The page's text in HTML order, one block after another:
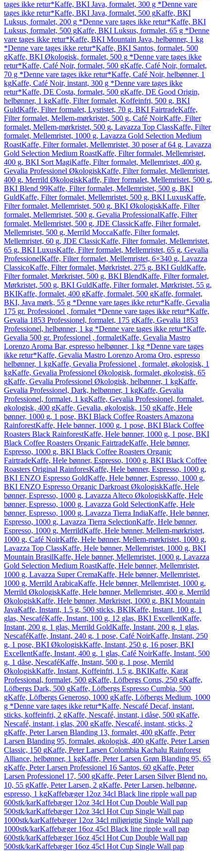
tages ikke retur*Kaffe, BKI Java, formalet, 300 g *Denne vare
tages ikke retur*Kaffe, BKI Java, formalet, 500 gKaffe, BKI
Luksus, formalet, 200 g *Denne vare tages ikke retur*Kaffe, BKI
Luksus, formalet, 500 gKaffe, BKI Luksus, formalet, 65 g *Denne
vare tages ikke retur*Kaffe, BKI Mountain Java, helbønner, 1 kg
*Denne vare tages ikke retur*Kaffe, BKI Santos, formalet, 500
gKaffe, BKI Økologisk, formalet, 500 g *Denne vare tages ikke
retur*Kaffe, Café Noir, formalet, 500 gKaffe, Café Noir, formalet,
70 g *Denne vare tages ikke retur*Kaffe, Café Noir, helbønner, 1
kgKaffe, Café Noir, instant, 300 g *Denne vare tages ikke
retur*Kaffe, DE Costa, formalet, 500 gKaffe, DE Good Origin,
helbønner, 1 kgKaffe, Filter formalet, Koffeinfri, 500 g, BKI
GuldKaffe, Filter formalet, Lysristet, 70 g, BKI FairtradeKaffe,
Filter formalet, Mellem-mørkristet, 500 g, Café NoirKaffe, Filter
formalet, Mellem-mørkristet, 500 g, Lavazza Top ClassKaffe, Filter
formalet, Mellemristet, 1000 g, Lavazza Gold Selection Medium
RoastKaffe, Filter formalet, Mellemristet, 30 poser af 64 g, Lavazza
Gold Selection Medium RoastKaffe, Filter formalet, Mellemristet,
400 g, BKI Sort MagiKaffe, Filter formalet, Mellemristet, 400 g,
Gevalia Professionel ØkologiskKaffe, Filter formalet, Mellemristet,
400 g, Merrild ØkologiskKaffe, Filter formalet, Mellemristet, 500 g,
BKI Blend 99Kaffe, Filter formalet, Mellemristet, 500 g, BKI
GuldKaffe, Filter formalet, Mellemristet, 500 g, BKI LuxusKaffe,
Filter formalet, Mellemristet, 500 g, BKI ØkologiskKaffe, Filter
formalet, Mellemristet, 500 g, Gevalia ProfessionalKaffe, Filter
formalet, Mellemristet, 500 g, JDE ClassicKaffe, Filter formalet,
Mellemristet, 500 g, Merrild MoccaKaffe, Filter formalet,
Mellemristet, 60 g, JDE ClassicKaffe, Filter formalet, Mellemristet,
65 g, BKI LuxusKaffe, Filter formalet, Mellemristet, 65 g, Gevalia
ProfessionelKaffe, Filter formalet, Mellemristet, 6×340 g, Lavazza
ClassicoKaffe, Filter formalet, Mørkristet, 275 g, BKI GuldKaffe,
Filter formalet, Mørkristet, 500 g, BKI BlendKaffe, Filter formalet,
Mørkristet, 500 g, BKI GuldKaffe, Filter formalet, Mørkristet, 55 g,
BKIKaffe, formalet, 400 gKaffe, formalet, 500 gKaffe, formalet,
BKI, Java mørk, 55 g *Denne vare tages ikke retur*Kaffe, Gevalia
175 gr. Professionel , formalet *Denne vare tages ikke retur*Kaffe,
Gevalia 1853 Professionel, formalet, 175 gKaffe, Gevalia 1853
Professionel, helbønner, 1 kg *Denne vare tages ikke retur*Kaffe,
Gevalia 500 gr. Professionel , formaletKaffe, Gevalia Mastro
Lorenzo Aroma Bar, espresso helbønner, 1 kg *Denne vare tages
ikke retur*Kaffe, Gevalia Mastro Lorenzo Aroma Oro, espresso
helbønner, 1 kgKaffe, Gevalia Professionel , formalet, økologisk, 1
kgKaffe, Gevalia Professionel Økologisk, formalet, økologisk, 65
gKaffe, Gevalia Professionel Økologisk, helbønner, 1 kgKaffe,
Gevalia Professionel, Dark, helbønner, 1 kgKaffe, Gevalia
Professionel, formalet, 1 kgKaffe, Gevalia Professionel, formalet,
økologisk, 400 gKaffe, Gevalia, økologisk, 150 gKaffe, Hele
bønner, 1000 g, 1 pose, BKI Black Coffee Roasters Amazona
RainforestKaffe, Hele bønner, 1000 g, 1 pose, BKI Black Coffee
Roasters Black RainforestKaffe, Hele bønner, 1000 g, 1 pose, BKI
Black Coffee Roasters Organic FairtradeKaffe, Hele bønner,
Espresso, 1000 g, BKI Black Coffee Roasters Organic
FairtradeKaffe, Hele bønner, Espresso, 1000 g, BKI Black Coffee
Roasters Original RainforesKaffe, Hele bønner, Espresso, 1000 g,
BKI ENZO Espresso GoldKaffe, Hele bønner, Espresso, 1000 g,
BKI ENZO Espresso Organic Darkroast ØkologiskKaffe, Hele
bønner, Espresso, 1000 g, Lavazza Alteco ØkologiskKaffe, Hele
bønner, Espresso, 1000 g, Lavazza Gold SelectionKaffe, Hele
bønner, Espresso, 1000 g, Lavazza Tierra IndiaKaffe, Hele bønner,
Espresso, 1000 g, Lavazza Tierra SelectionKaffe, Hele bønner,
Espresso, 1000 g, MerrildKaffe, Hele bønner, Mellem-mørkristet,
1000 g, Café NoirKaffe, Hele bønner, Mellem-mørkristet, 1000 g,
Lavazza Top ClassKaffe, Hele bønner, Mellemristet, 1000 g, BKI
Mountain BrasilKaffe, Hele bønner, Mellemristet, 1000 g, Lavazza
Gold Selection Medium RoastKaffe, Hele bønner, Mellemristet,
1000 g, Lavazza Super CremaKaffe, Hele bønner, Mellemristet,
1000 g, Merrild ArabicaKaffe, Hele bønner, Mellemristet, 1000 g,
Merrild ØkologiskKaffe, Hele bønner, Mellemristet, 400 g, Merrild
ØkologiskKaffe, Hele bønner, Mørkristet, 1000 g, BKI Mountain
JavaKaffe, Instant, 1.5 g, 500 sticks, BKIKaffe, Instant, 100 g, 1
glas, NescaféKaffe, Instant, 100 g, 12 glas, BKI ExcellentKaffe,
Instant, 200 g, 1 glas, Merrild GoldKaffe, Instant, 200 g, 1 glas,
NescaféKaffe, Instant, 240 g, 1 pose, Café NoirKaffe, Instant, 250
g, 1 pose, BKI ØkologiskKaffe, Instant, 250 g, 16 poser, BKI
ExcellentKaffe, Instant, 400 g, 1 glas, Café NoirKaffe, Instant, 500
g, 1 dåse, NescaféKaffe, Instant, 500 g, 1 pose, Merrild
ØkologiskKaffe, Instant, Koffeinfri, 1.5 g, BKIKaffe, Karat
Professional, formalet, 500 gKaffe, Löfbergs Corus, 250 gKaffe,
Löfbergs Dark, 500 gKaffe, Löfbergs Espresso Cumbia, 500
gKaffe, Löfbergs Generoso, 1000 gKaffe, Löfbergs Medium, 1000
g *Denne vare tages ikke retur*Kaffe, Nescafé Decaf, instant,
sticks, koffeinfri, 2 gKaffe, Nescafé, instant, i dåse, 500 gKaffe,
Nescafé, instant, i glas, 200 gKaffe, Nescafé, instant, sticks, 2
gKaffe, Peter Larsen Blanding 13, formalet, 400 gKaffe, Peter
Larsen Blanding 95, formalet, økologisk, 400 gKaffe, Peter Larsen
Classic, 150 gKaffe, Peter Larsen Colombia Kachalu Rainforest
Alliance, helbønner, 1 kgKaffe, Peter Larsen Grøn Blanding 95, 65
gKaffe, Peter Larsen Professionel 16 Santos, 60 gKaffe, Peter
Larsen Professionel 17, 500 gKaffe, Peter Larsen Silver Blend no.
10, 55 gKaffe, Peter Larsen, 2 gKaffe, Peter Larsen, helbønne,
espresso, 1 kgKaffebæger 12oz 34cl Black line ripple wall pap
600stk/karKaffebæger 12oz 34cl Hot Cup Double Wall pap
500stk/karKaffebæger 12oz 34cl Hot Cup Single Wall pap
1000stk/karKaffebæger 12oz 34cl miljørigtig Single Wall pap
1000stk/karKaffebæger 16oz 45cl Black line ripple wall pap
600stk/karKaffebæger 16oz 45cl Hot Cup Double Wall pap
500stk/karKaffebæger 16oz 45cl Hot Cup Single Wall pap